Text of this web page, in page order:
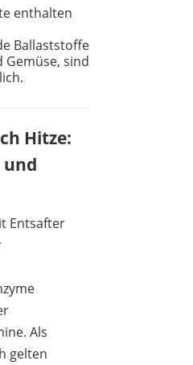
enthalten
Ballaststoffe
Gemüse, sind
Hitze:
und
Entsafter
Als
gelten